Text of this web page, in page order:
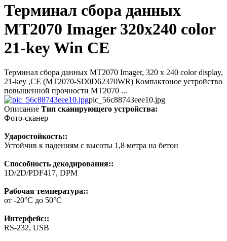
Терминал сбора данных
MT2070 Imager 320x240 color
21-key Win CE
Терминал сбора данных MT2070 Imager, 320 x 240 color display,
21-key ,CE (MT2070-SD0D62370WR) Компактоное устройство
повышенной прочности MT2070 ...
pic_56c88743eee10.jpg
Описание Тип сканирующего устройства:
Фото-сканер
Ударостойкость::
Устойчив к падениям с высоты 1,8 метра на бетон
Способность декодирования::
1D/2D/PDF417, DPM
Рабочая температура::
от -20°С до 50°С
Интерфейс::
RS-232, USB